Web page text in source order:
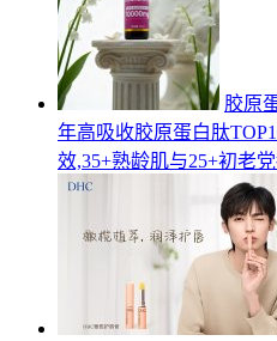
胶原
年高吸收胶原蛋白肽
效,35+熟龄肌与25+初老